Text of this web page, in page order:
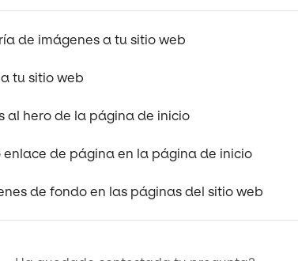
de imágenes a tu sitio web
tu sitio web
al hero de la página de inicio
enlace de página en la página de inicio
de fondo en las páginas del sitio web